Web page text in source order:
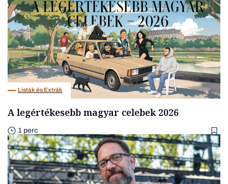
Listák és Extrák
A legértékesebb magyar celebek 2026
1 perc